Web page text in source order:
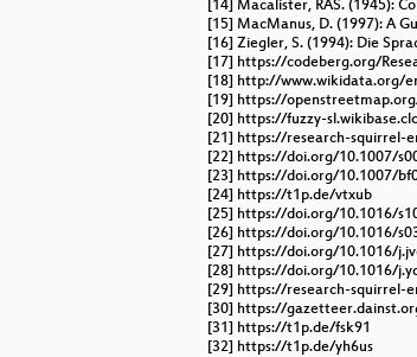
[14] Macalister, RAS. (1945):
[15] MacManus, D. (1997): A
[16] Ziegler, S. (1994): Die
[17] https://codeberg.org/
[18] http://www.wikidata.org/
[19] https://
[20] https://fuzzy-
[21] https://research-squirrel-
[22] https://doi.org/10.1007/
[23] https://doi.org/10.1007/
[24] https://t1p.de/vtxub
[25] https://doi.org/10.1016/
[26] https://doi.org/10.1016/
[27] https://doi.org/10.1016/
[28] https://doi.org/10.1016/
[29] https://research-squirrel-
[30] https://
[31] https://t1p.de/fsk91
[32] https://t1p.de/yh6us